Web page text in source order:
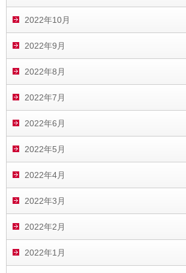
2022年10月
2022年9月
2022年8月
2022年7月
2022年6月
2022年5月
2022年4月
2022年3月
2022年2月
2022年1月